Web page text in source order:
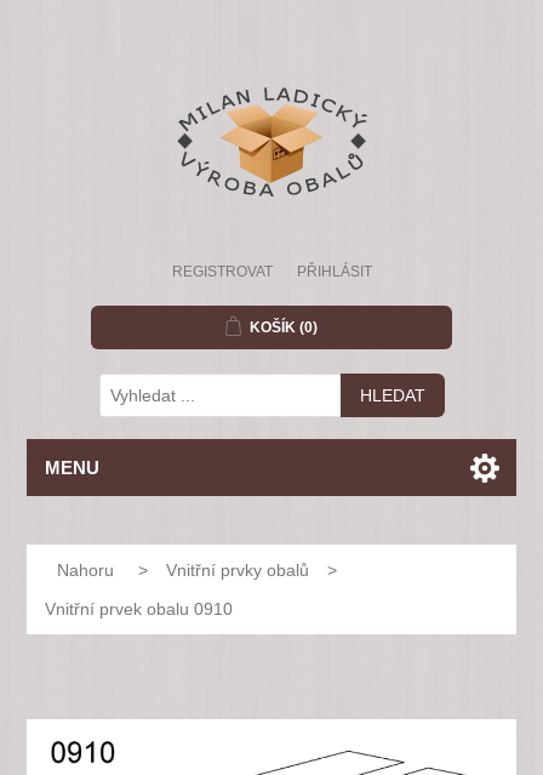
REGISTROVAT PŘIHLÁSIT
KOŠÍK (0)
MENU
Nahoru > Vnitřní prvky obalů
>
Vnitřní prvek obalu 0910